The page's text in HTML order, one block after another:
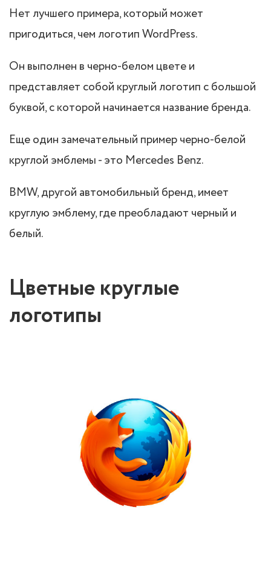
Нет лучшего примера, который может
пригодиться, чем логотип WordPress.
Он выполнен в черно-белом цвете и
представляет собой круглый логотип с большой
буквой, с которой начинается название бренда.
Еще один замечательный пример черно-белой
круглой эмблемы - это Mercedes Benz.
BMW, другой автомобильный бренд, имеет
круглую эмблему, где преобладают черный и
белый.
Цветные круглые
логотипы